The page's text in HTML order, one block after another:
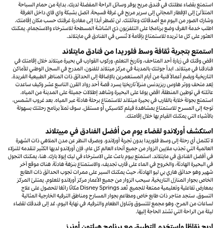
استمتع بقضاء عطلتك في فندق مريح يوفر وسائل الراحة المفضلة لديك. بداية من حمام السباحة
المتلألئ إلى الإفطار المجاني إلى سرير مريح في غرفة فسيحة. اتصل بشبكة واي فاي داخل الغرفة
وشارك الصور من اليوم مع أصدقائك وعائلتك. لن تضطر أبدًا إلى مغادرة غرفتك حسب مكان إقامتك.
اطلب خدمة الغرف وضع برنامجًا على التلفزيون ذي الشاشة المسطحة للاسترخاء والاستجمام. يمكنك
العثور على كل ما تريده للاستمتاع بإقامة لا تُنسى في الفنادق في مايتلاند.
استمتع بتجربة ثقافة وسط فلوريدا من فنادق مايتلاند
اقضِ وقتك في زيارة أحد المتاحف، وتاريخ التعلم، وركوب القوارب في بحيرة ميتلاند خلال إقامتك في
فنادقنا في ميتلاند. ابدأ جولتك بالمدينة في مركز ميتلاند للفنون، المدرج في السجل الوطني للأماكن
التاريخية ويضم أعمالاً فنية من أيام المستعمرين بالإضافة إلى الحدائق ذات المناظر الطبيعية الفريدة.
يُعد متحف ووتر هاوس ريزيدنس منزلاً تاريخيًا يسرد قصة أحد رواد القرن التاسع عشر وكيف ساعدت
عائلته في توطين المنطقة. اقضِ يومًا على البحيرة وشاهد إطلالات جميلة على المدينة من المياه.
استمتع بجولة خلابة بالقارب في بحيرة ميتلاند للاستمتاع برحلة هادئة عبر المياه. بعد غروب الشمس،
توجه إلى المسرح للاستمتاع بمشاهدة فيلم كلاسيكي أو مستقل. سوف تملأ برنامج رحلتك بسهولة
بالأشياء التي يمكنك القيام بها خلال إقامتك.
استكشف أورلاندو لقضاء يوم من أفضل الفنادق في مييتلاند
لا تكتمل أي رحلة إلى وسط فلوريدا بدون تجربة أورلاندو. وبصرف النظر عن مدن الملاهي ذات الشهرة
العالمية التي تجذب ملايين الزوار من جميع أنحاء العالم كل عام، فإن أورلاندو لديها الكثير لتقدمه للنزلاء
في أفضل الفنادق في مايتلاند. استمتع بيوم باعث على الاسترخاء في ليك إيولا بارك. هنا، يمكنك التجول
في البحيرة الهادئة، والخروج في الماء على قارب تجديف، والاستمتاع بنزهة هادئة. هناك موقع آخر
شهير وهو حدائق هاري بي ليو الهادئة، حيث يمكنك السير على ممرات تجوب الحدائق ذات الطابع
الخاص بجوار المنازل التاريخية. سيحب الزوار من جميع الأعمار مركز أورلاندو للعلوم. يمتلئ المركز
بمعارض تفاعلية وتعليمية ممتعة للجميع. تُعد Disney Springs مكانًا رائعًا للحصول على علاج
التسوق. ستجد متاجر ذات طابع خاص ومطاعم بجوار المسارح ومناطق الترفيه الخارجية المثالية
لساعات من المرح، وهو مجمع للتسوق وتناول الطعام والترفيه. في نهاية اليوم، عُد إلى فندقك لقضاء
ليلة من الراحة التي تشتد الحاجة إليها.